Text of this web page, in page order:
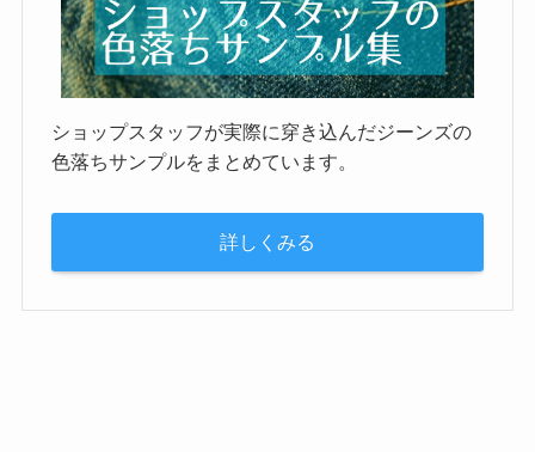
ショップスタッフが実際に穿き込んだジーンズの
色落ちサンプルをまとめています。
詳しくみる